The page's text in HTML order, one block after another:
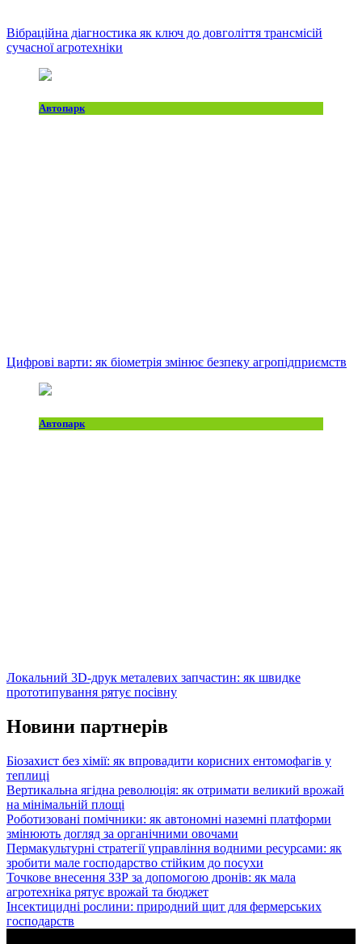
Вібраційна діагностика як ключ до довголіття трансмісій
сучасної агротехніки
Автопарк
Цифрові варти: як біометрія змінює безпеку агропідприємств
Автопарк
Локальний 3D-друк металевих запчастин: як швидке
прототипування рятує посівну
Новини партнерів
Біозахист без хімії: як впровадити корисних ентомофагів у
теплиці
Вертикальна ягідна революція: як отримати великий врожай
на мінімальній площі
Роботизовані помічники: як автономні наземні платформи
змінюють догляд за органічними овочами
Пермакультурні стратегії управління водними ресурсами: як
зробити мале господарство стійким до посухи
Точкове внесення ЗЗР за допомогою дронів: як мала
агротехніка рятує врожай та бюджет
Інсектицидні рослини: природний щит для фермерських
господарств